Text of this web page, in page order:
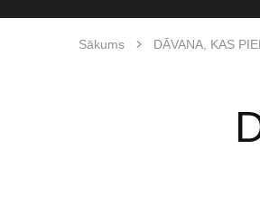
Sākums DĀVANA, KAS